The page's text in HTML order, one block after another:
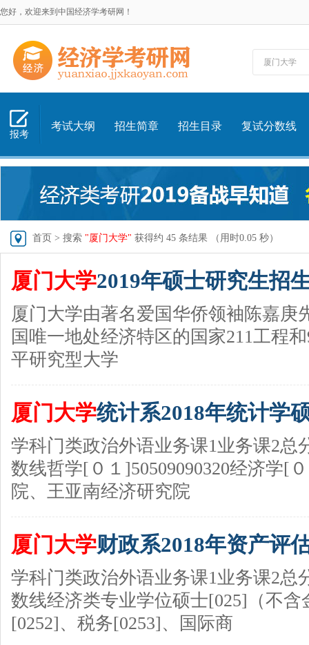
您好，欢迎来到中国经济学考研网！
报考
考试大纲 招生简章 招生目录 复试分数线
首页 > 搜索 "厦门大学" 获得约 45 条结果 （用时0.05 秒）
厦门大学2019年硕士研究生招
厦门大学由著名爱国华侨领袖陈嘉庚
国唯一地处经济特区的国家211工程
平研究型大学
厦门大学统计系2018年统计学
学科门类政治外语业务课1业务课2总
数线哲学[０１]50509090320经济学[
院、王亚南经济研究院
厦门大学财政系2018年资产评
学科门类政治外语业务课1业务课2总
数线经济类专业学位硕士[025]（不含
[0252]、税务[0253]、国际商